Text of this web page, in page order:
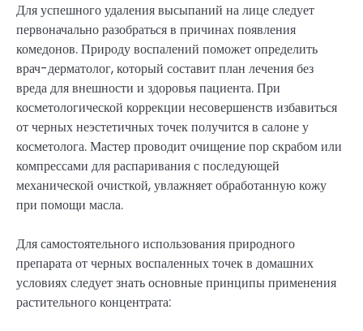
Для успешного удаления высыпаний на лице следует
первоначально разобраться в причинах появления
комедонов. Природу воспалений поможет определить
врач-дерматолог, который составит план лечения без
вреда для внешности и здоровья пациента. При
косметологической коррекции несовершенств избавиться
от черных неэстетичных точек получится в салоне у
косметолога. Мастер проводит очищение пор скрабом или
компрессами для распаривания с последующей
механической очисткой, увлажняет обработанную кожу
при помощи масла.
Для самостоятельного использования природного
препарата от черных воспаленных точек в домашних
условиях следует знать основные принципы применения
растительного концентрата: